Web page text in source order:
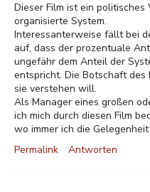
Dieser Film ist ein
organisierte System.
Interessanterweise fällt bei
auf, dass der prozentuale
ungefähr dem Anteil der
entspricht. Die Botschaft des
sie verstehen will.
Als Manager eines großen
ich mich durch diesen Film
wo immer ich die
Permalink
Antworten